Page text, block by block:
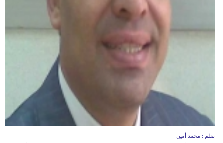
بقلم : محمد أمين